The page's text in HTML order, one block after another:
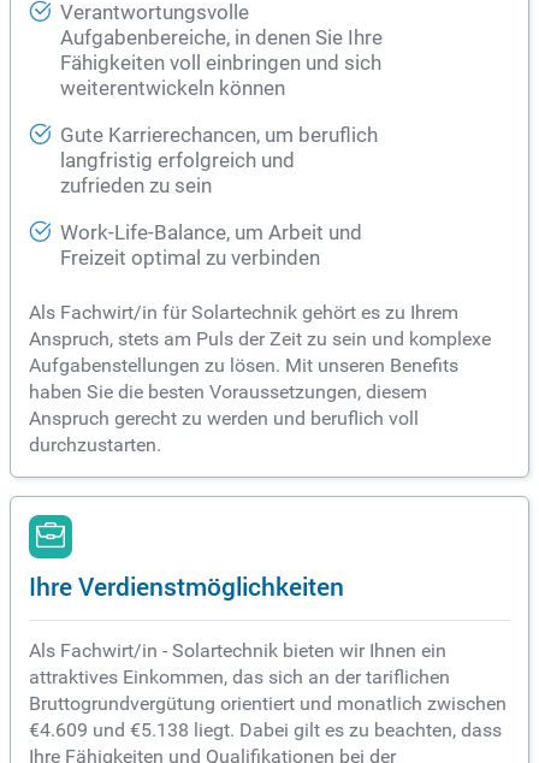
Verantwortungsvolle
Aufgabenbereiche, in denen Sie Ihre
Fähigkeiten voll einbringen und sich
weiterentwickeln können
Gute Karrierechancen, um beruflich
langfristig erfolgreich und
zufrieden zu sein
Work-Life-Balance, um Arbeit und
Freizeit optimal zu verbinden
Als Fachwirt/in für Solartechnik gehört es zu Ihrem
Anspruch, stets am Puls der Zeit zu sein und komplexe
Aufgabenstellungen zu lösen. Mit unseren Benefits
haben Sie die besten Voraussetzungen, diesem
Anspruch gerecht zu werden und beruflich voll
durchzustarten.
Ihre Verdienstmöglichkeiten
Als Fachwirt/in - Solartechnik bieten wir Ihnen ein
attraktives Einkommen, das sich an der tariflichen
Bruttogrundvergütung orientiert und monatlich zwischen
€4.609 und €5.138 liegt. Dabei gilt es zu beachten, dass
Ihre Fähigkeiten und Qualifikationen bei der